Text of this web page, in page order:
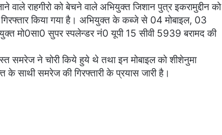
राहगीरो को बेचने वाले अभियुक्त जिशान पुत्र इकरामुद्दीन को
किया गया है। अभियुक्त के कब्जे से 04 मोबाइल, 03
मो0सा0 सुपर स्पलेन्डर नं0 यूपी 15 सीवी 5939 बरामद की
समरेज ने चोरी किये हुये थे तथा इन मोबाइल को शीशेनुमा
साथी समरेज की गिरफ्तारी के प्रयास जारी है।